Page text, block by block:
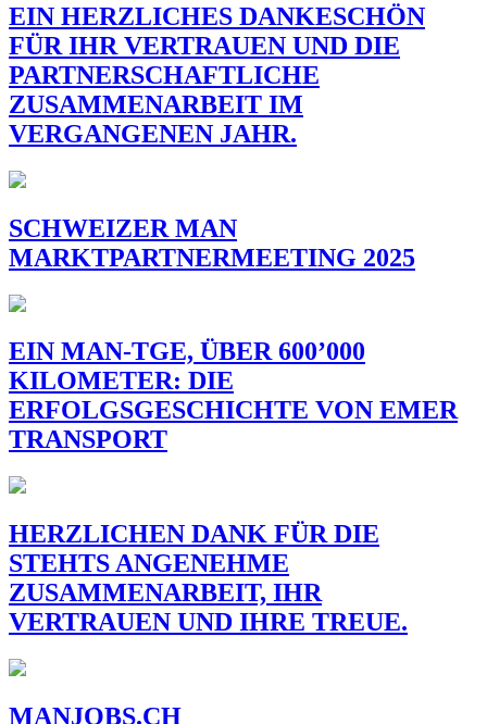
EIN HERZLICHES DANKESCHÖN
FÜR IHR VERTRAUEN UND DIE
PARTNERSCHAFTLICHE
ZUSAMMENARBEIT IM
VERGANGENEN JAHR.
SCHWEIZER MAN
MARKTPARTNERMEETING 2025
EIN MAN-TGE, ÜBER 600’000
KILOMETER: DIE
ERFOLGSGESCHICHTE VON EMER
TRANSPORT
HERZLICHEN DANK FÜR DIE
STEHTS ANGENEHME
ZUSAMMENARBEIT, IHR
VERTRAUEN UND IHRE TREUE.
MANJOBS.CH